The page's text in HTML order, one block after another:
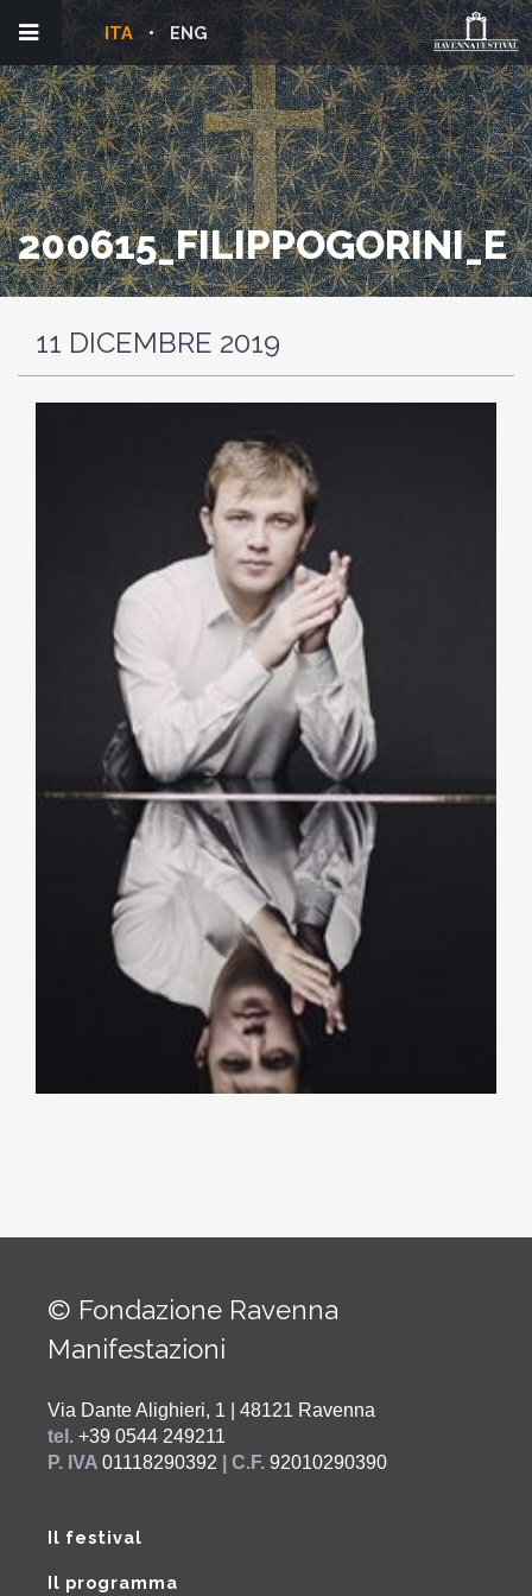
ENG
ITA
200615_FILIPPOGORINI_E
11 DICEMBRE 2019
© Fondazione Ravenna
Manifestazioni
Via Dante Alighieri, 1 | 48121 Ravenna
tel. +39 0544 249211
P. IVA 01118290392 | C.F. 92010290390
Il festival
Il programma